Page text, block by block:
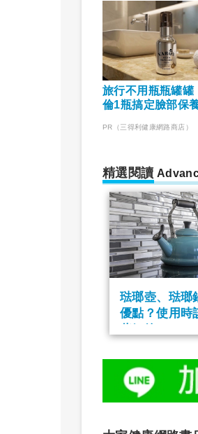
旅行不用瓶瓶罐罐
倫1瓶搞定臉部保
PR（三得利健康網路商店）
精選閱讀
琺瑯壺、琺瑯
優點？使用時